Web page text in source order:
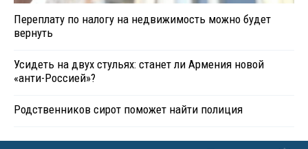
Переплату по налогу на недвижимость можно будет
вернуть
Усидеть на двух стульях: станет ли Армения новой
«анти-Россией»?
Родственников сирот поможет найти полиция